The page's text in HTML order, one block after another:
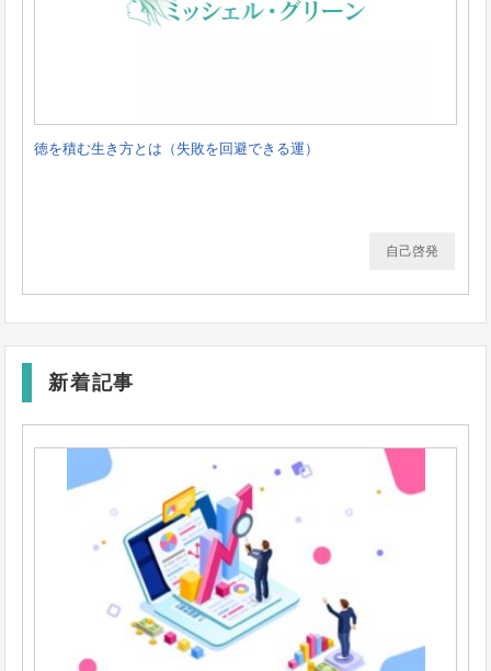
徳を積む生き方とは（失敗を回避できる運）
自己啓発
新着記事